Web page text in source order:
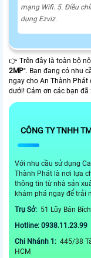
mạng Wifi. 5. Điều
dụng Ezviz.
👉 Trên đây là toàn bộ
2MP". Bạn đang có nhu
ngay cho An Thành
dưới! Cảm ơn các bạn đã
CÔNG TY TNHH
Với nhu cầu sử dụng
Thành Phát là nơi lựa
thông tin từ nhà sản
khám phá ngay để trải
Trụ Sở: 51 Lũy Bán
Hotline: 0938.11.23.99
Chi Nhánh 1: 445/38
HCM